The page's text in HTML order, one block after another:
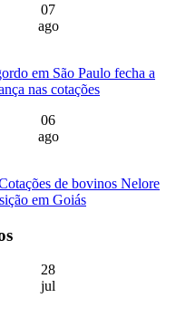
07
ago
em São Paulo fecha a
nas cotações
06
ago
de bovinos Nelore
em Goiás
28
jul